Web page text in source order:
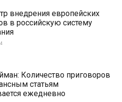
внедрения европейских
в российскую систему
Количество приговоров
статьям
ежедневно